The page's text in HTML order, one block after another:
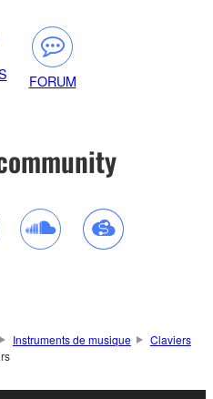
FORUM
Instruments de musique
Claviers